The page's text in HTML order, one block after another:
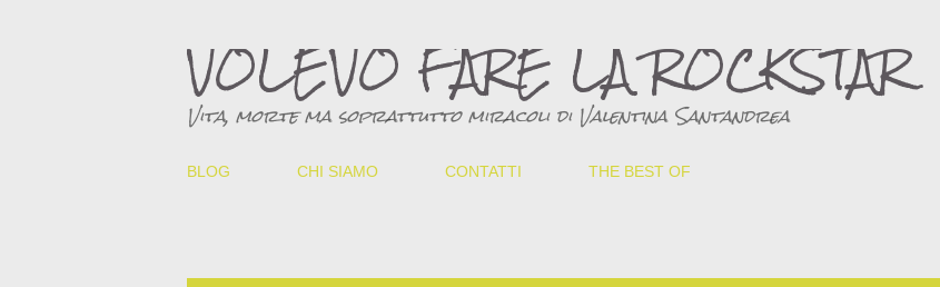
VOLEVO FARE LA ROCKSTAR
Vita, morte ma soprattutto miracoli di Valentina Santandrea
BLOG CHI SIAMO CONTATTI THE BEST OF